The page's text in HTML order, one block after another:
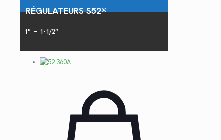
RÉGULATEURS S52®
1″ – 1-1/2″